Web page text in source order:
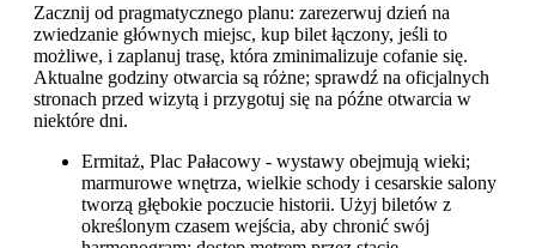
Zacznij od pragmatycznego planu: zarezerwuj dzień na
zwiedzanie głównych miejsc, kup bilet łączony, jeśli to
możliwe, i zaplanuj trasę, która zminimalizuje cofanie się.
Aktualne godziny otwarcia są różne; sprawdź na oficjalnych
stronach przed wizytą i przygotuj się na późne otwarcia w
niektóre dni.
Ermitaż, Plac Pałacowy - wystawy obejmują wieki;
marmurowe wnętrza, wielkie schody i cesarskie salony
tworzą głębokie poczucie historii. Użyj biletów z
określonym czasem wejścia, aby chronić swój